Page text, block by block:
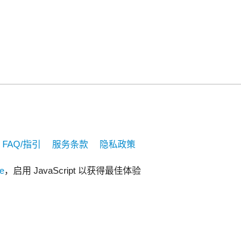
FAQ/指引 服务条款 隐私政策
，启用 JavaScript 以获得最佳体验